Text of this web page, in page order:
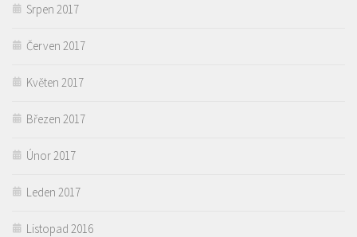
Srpen 2017
Červen 2017
Květen 2017
Březen 2017
Únor 2017
Leden 2017
Listopad 2016